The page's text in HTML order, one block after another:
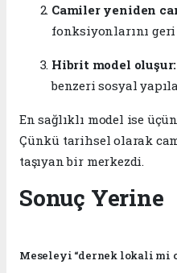
Camiler yeniden
fonksiyonlarını
Hibrit model oluşur:
benzeri sosyal
En sağlıklı model ise
Çünkü tarihsel olarak
taşıyan bir merkezdi.
Sonuç Yerine
Meseleyi “dernek lokali mi